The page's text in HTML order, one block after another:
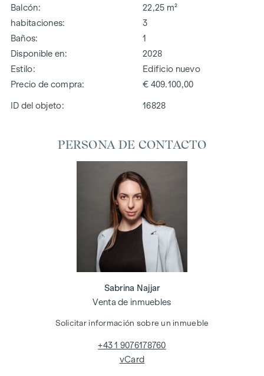
Balcón
22,25 m²
habitaciones
3
Baños
1
Disponible en
2028
Estilo
Edificio nuevo
Precio de compra
€ 409.100,00
ID del objeto: 16828
PERSONA DE CONTACTO
Sabrina Najjar
Venta de inmuebles
Solicitar información sobre un inmueble
+43 1 9076178760
vCard